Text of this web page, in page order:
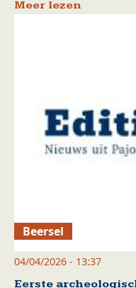
Meer lezen
Beersel
04/04/2026 - 13:37
Eerste